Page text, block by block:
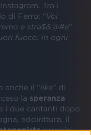
Tra i
di Ferro: “Voi
e stra$&@#e”
fuoco. In ogni
anche il “like” di
la speranza
i due cantanti dopo
addirittura, il
proprio